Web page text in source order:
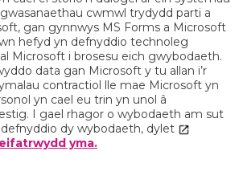
gwasanaethau cwmwl trydydd parti a
gan gynnwys MS Forms a Microsoft
hefyd yn defnyddio technoleg
Microsoft i brosesu eich gwybodaeth.
data gan Microsoft y tu allan i’r
contractiol lle mae Microsoft yn
yn cael eu trin yn unol â
I gael rhagor o wybodaeth am sut
dy wybodaeth, dylet
yma.